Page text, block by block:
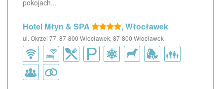
pokojach...
Hotel Młyn & SPA , Włocławek
ul. Okrzei 77, 87-800 Włocławek, 87-800 Włocławek